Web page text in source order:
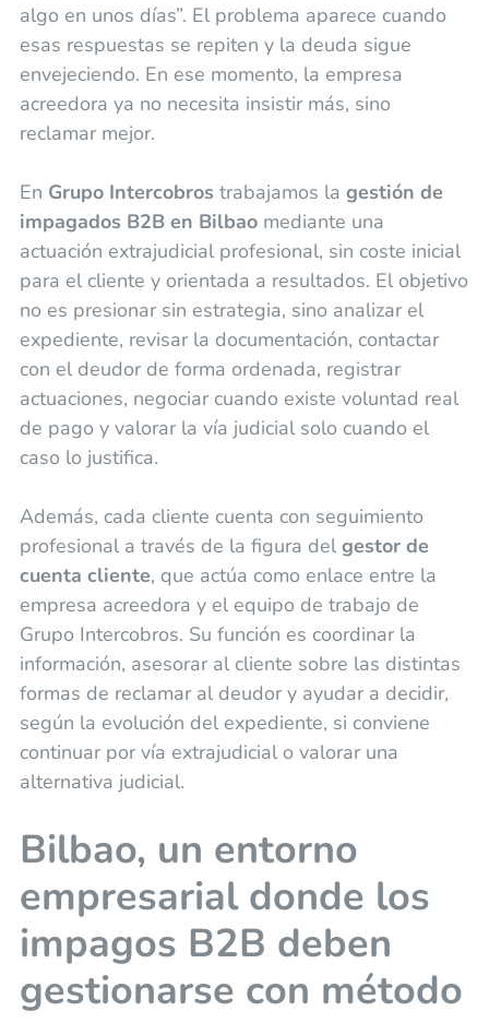
algo en unos días”. El problema aparece cuando
esas respuestas se repiten y la deuda sigue
envejeciendo. En ese momento, la empresa
acreedora ya no necesita insistir más, sino
reclamar mejor.
En Grupo Intercobros trabajamos la gestión de
impagados B2B en Bilbaomediante una
actuación extrajudicial profesional, sin coste inicial
para el cliente y orientada a resultados. El objetivo
no es presionar sin estrategia, sino analizar el
expediente, revisar la documentación, contactar
con el deudor de forma ordenada, registrar
actuaciones, negociar cuando existe voluntad real
de pago y valorar la vía judicial solo cuando el
caso lo justifica.
Además, cada cliente cuenta con seguimiento
profesional a través de la figura del gestor de
cuenta cliente, que actúa como enlace entre la
empresa acreedora y el equipo de trabajo de
Grupo Intercobros. Su función es coordinar la
información, asesorar al cliente sobre las distintas
formas de reclamar al deudor y ayudar a decidir,
según la evolución del expediente, si conviene
continuar por vía extrajudicial o valorar una
alternativa judicial.
Bilbao, un entorno
empresarial donde los
impagos B2B deben
gestionarse con método